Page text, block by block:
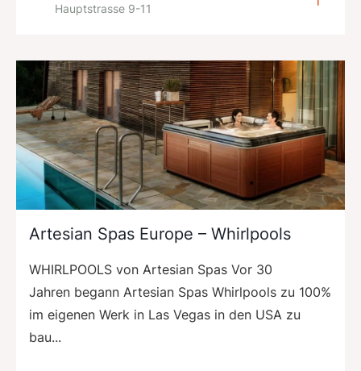
Hauptstrasse 9-11
Artesian Spas Europe – Whirlpools
WHIRLPOOLS von Artesian Spas Vor 30
Jahren begann Artesian Spas Whirlpools zu 100%
im eigenen Werk in Las Vegas in den USA zu
bau...